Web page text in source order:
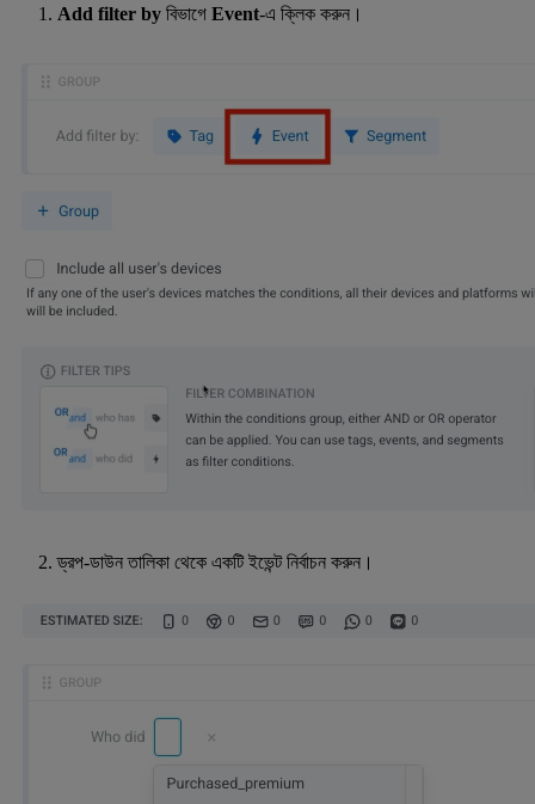
Add filter by বিভাগে Event-এ ক্লিক করুন।
ড্রপ-ডাউন তালিকা থেকে একটি ইভেন্ট নির্বাচন করুন।